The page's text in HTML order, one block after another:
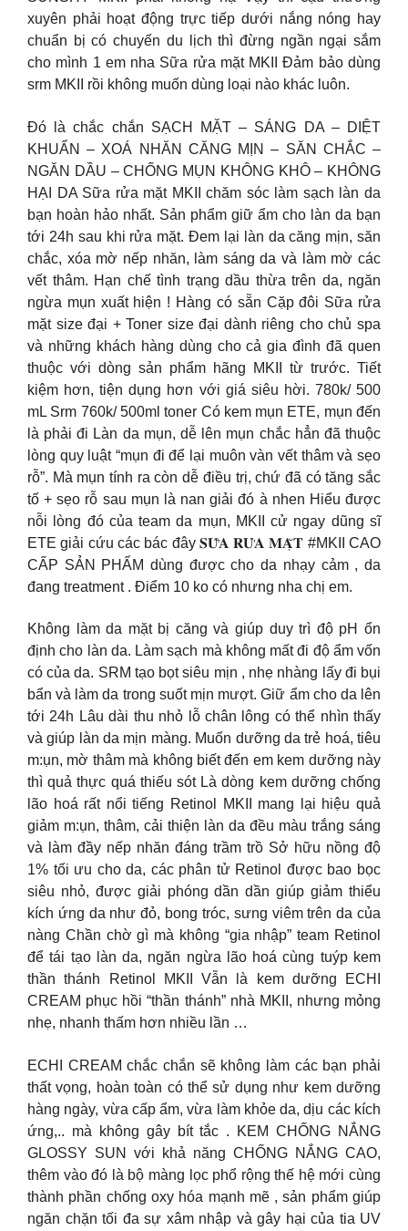
xuyên phải hoạt động trực tiếp dưới nắng nóng hay
chuẩn bị có chuyến du lịch thì đừng ngần ngại sắm
cho mình 1 em nha Sữa rửa mặt MKII Đảm bảo dùng
srm MKII rồi không muốn dùng loại nào khác luôn.
Đó là chắc chắn SẠCH MẶT – SÁNG DA – DIỆT
KHUẨN – XOÁ NHĂN CĂNG MỊN – SĂN CHẮC –
NGĂN DẦU – CHỐNG MỤN KHÔNG KHÔ – KHÔNG
HẠI DA Sữa rửa mặt MKII chăm sóc làm sạch làn da
bạn hoàn hảo nhất. Sản phẩm giữ ẩm cho làn da bạn
tới 24h sau khi rửa mặt. Đem lại làn da căng mịn, săn
chắc, xóa mờ nếp nhăn, làm sáng da và làm mờ các
vết thâm. Hạn chế tình trạng dầu thừa trên da, ngăn
ngừa mụn xuất hiện ! Hàng có sẵn Cặp đôi Sữa rửa
mặt size đại + Toner size đại dành riêng cho chủ spa
và những khách hàng dùng cho cả gia đình đã quen
thuộc với dòng sản phẩm hãng MKII từ trước. Tiết
kiệm hơn, tiện dụng hơn với giá siêu hời. 780k/ 500
mL Srm 760k/ 500ml toner Có kem mụn ETE, mụn đến
là phải đi Làn da mụn, dễ lên mụn chắc hẳn đã thuộc
lòng quy luật “mụn đi để lại muôn vàn vết thâm và sẹo
rỗ”. Mà mụn tính ra còn dễ điều trị, chứ đã có tăng sắc
tố + sẹo rỗ sau mụn là nan giải đó à nhen Hiểu được
nỗi lòng đó của team da mụn, MKII cử ngay dũng sĩ
ETE giải cứu các bác đây 𝐒𝐔̛̃𝐀 𝐑𝐔̛̉𝐀 𝐌𝐀̣̆𝐓 #MKII CAO
CẤP SẢN PHẨM dùng được cho da nhạy cảm , da
đang treatment . Điểm 10 ko có nhưng nha chị em.
Không làm da mặt bị căng và giúp duy trì độ pH ổn
định cho làn da. Làm sạch mà không mất đi độ ẩm vốn
có của da. SRM tạo bọt siêu mịn , nhẹ nhàng lấy đi bụi
bẩn và làm da trong suốt mịn mượt. Giữ ẩm cho da lên
tới 24h Lâu dài thu nhỏ lỗ chân lông có thể nhìn thấy
và giúp làn da mịn màng. Muốn dưỡng da trẻ hoá, tiêu
m:ụn, mờ thâm mà không biết đến em kem dưỡng này
thì quả thực quá thiếu sót Là dòng kem dưỡng chống
lão hoá rất nổi tiếng Retinol MKII mang lại hiệu quả
giảm m:ụn, thâm, cải thiện làn da đều màu trắng sáng
và làm đầy nếp nhăn đáng trầm trồ Sở hữu nồng độ
1% tối ưu cho da, các phân tử Retinol được bao bọc
siêu nhỏ, được giải phóng dần dần giúp giảm thiểu
kích ứng da như đỏ, bong tróc, sưng viêm trên da của
nàng Chần chờ gì mà không “gia nhập” team Retinol
để tái tạo làn da, ngăn ngừa lão hoá cùng tuýp kem
thần thánh Retinol MKII Vẫn là kem dưỡng ECHI
CREAM phục hồi “thần thánh” nhà MKII, nhưng mỏng
nhẹ, nhanh thấm hơn nhiều lần …
ECHI CREAM chắc chắn sẽ không làm các bạn phải
thất vọng, hoàn toàn có thể sử dụng như kem dưỡng
hàng ngày, vừa cấp ẩm, vừa làm khỏe da, dịu các kích
ứng,.. mà không gây bít tắc . KEM CHỐNG NẮNG
GLOSSY SUN với khả năng CHỐNG NẮNG CAO,
thêm vào đó là bộ màng lọc phổ rộng thế hệ mới cùng
thành phần chống oxy hóa mạnh mẽ , sản phẩm giúp
ngăn chặn tối đa sự xâm nhập và gây hại của tia UV